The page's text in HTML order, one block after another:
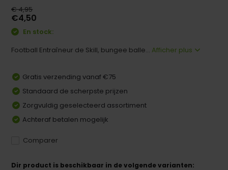
€ 4,95
€4,50
En stock:
Football Entraîneur de Skill, bungee balle... Afficher plus
Gratis verzending vanaf €75
Standaard de scherpste prijzen
Zorgvuldig geselecteerd assortiment
Achteraf betalen mogelijk
Comparer
Dir product is beschikbaar in de volgende varianten: